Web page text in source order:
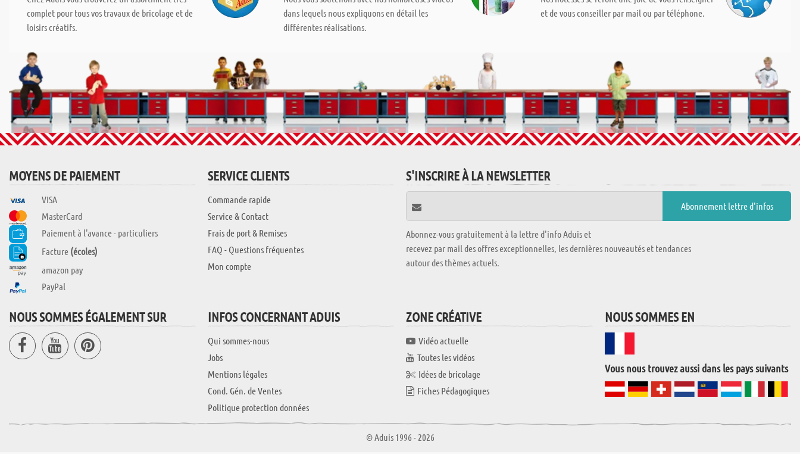
complet pour tous vos travaux de bricolage et de
loisirs créatifs.
dans lequels nous expliquons en détail les
différentes réalisations.
et de vous conseiller par mail ou par téléphone.
MOYENS DE PAIEMENT
VISA
MasterCard
Paiement à l'avance - particuliers
Facture (écoles)
amazon pay
PayPal
SERVICE CLIENTS
Commande rapide
Service & Contact
Frais de port & Remises
FAQ - Questions fréquentes
Mon compte
S'INSCRIRE À LA NEWSLETTER
Abonnez-vous gratuitement à la lettre d'info Aduis et
recevez par mail des offres exceptionnelles, les dernières nouveautés et tendances
autour des thèmes actuels.
NOUS SOMMES ÉGALEMENT SUR INFOS CONCERNANT ADUIS
Qui sommes-nous
Jobs
Mentions légales
Cond. Gén. de Ventes
Politique protection données
ZONE CRÉATIVE
Vidéo actuelle
Toutes les vidéos
Idées de bricolage
Fiches Pédagogiques
NOUS SOMMES EN
Vous nous trouvez aussi dans les pays suivants
© Aduis 1996 - 2026